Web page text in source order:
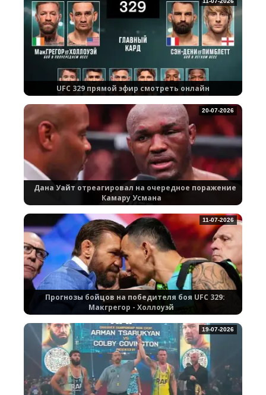
UFC 329 прямой эфир смотреть онлайн
Дана Уайт отреагировал на очередное поражение
Камару Усмана
20-07-2026
Прогнозы бойцов на победителя боя UFC 329:
Макгрегор - Холлоуэй
11-07-2026
19-07-2026